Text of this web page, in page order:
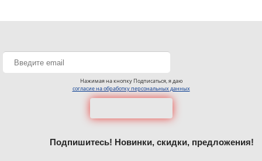
Нажимая на кнопку Подписаться, я даю
согласие на обработку персональных данных
Подпишитесь! Новинки, скидки, предложения!